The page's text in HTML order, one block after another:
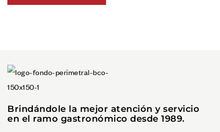
Brindándole la mejor atención y servicio
en el ramo gastronómico desde 1989.